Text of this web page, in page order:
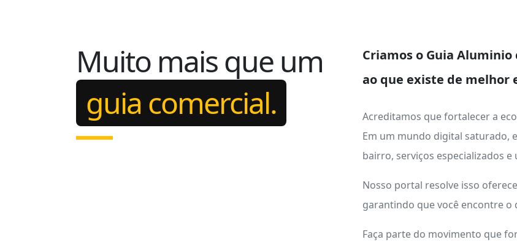
Muito mais que um
guia comercial.
Criamos o Guia Aluminio
ao que existe de melhor
Acreditamos que fortalecer a
Em um mundo digital saturado,
bairro, serviços especializados
Nosso portal resolve isso
garantindo que você encontre o
Faça parte do movimento que